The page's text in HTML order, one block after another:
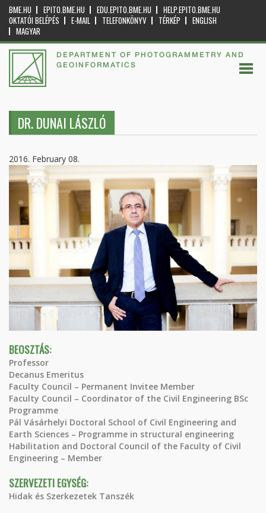
BME.HU EPITO.BME.HU EDU.EPITO.BME.HU
HELP.EPITO.BME.HU
OKTATÓI BELÉPÉS
E-MAIL TELEFONKÖNYV TÉRKÉP
ENGLISH
MAGYAR
DEPARTMENT OF PHOTOGRAMMETRY AND
GEOINFORMATICS
DR. DUNAI LÁSZLÓ
2016. February 08.
BEOSZTÁS:
Professor
Decanus Emeritus
Faculty Council – Permanent Invitee Member
Faculty Council – Coordinator of the Civil Engineering BSc
Programme
Pál Vásárhelyi Doctoral School of Civil Engineering and
Earth Sciences – Programme in structural engineering
Habilitation and Doctoral Council of the Faculty of Civil
Engineering – Member
SZERVEZETI EGYSÉG:
Hidak és Szerkezetek Tanszék